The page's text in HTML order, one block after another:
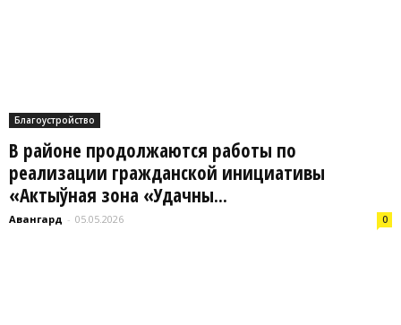
Благоустройство
В районе продолжаются работы по
реализации гражданской инициативы
«Актыўная зона «Удачны...
Авангард - 05.05.2026 0